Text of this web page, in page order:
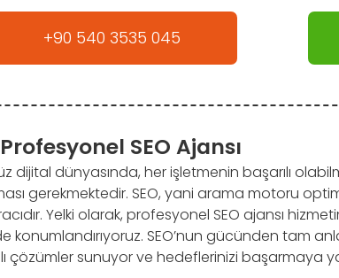
+90 540 3535 045
SEO Ajansı
dijital dünyasında, her işletmenin başarılı
gerekmektedir. SEO, yani arama motoru
Yelki olarak, profesyonel SEO ajansı
konumlandırıyoruz. SEO’nun gücünden tam
çözümler sunuyor ve hedeflerinizi başarmaya